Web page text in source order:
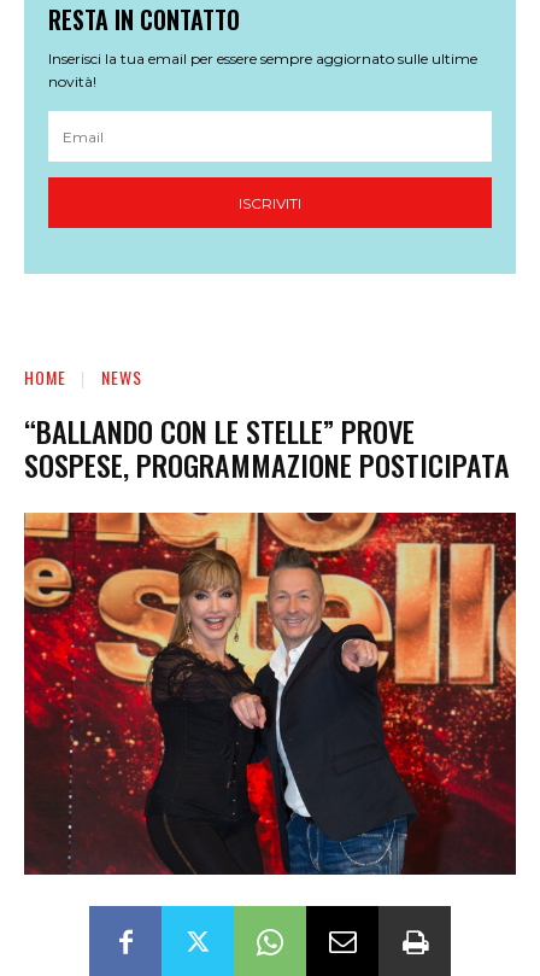
RESTA IN CONTATTO
Inserisci la tua email per essere sempre aggiornato sulle ultime
novità!
ISCRIVITI